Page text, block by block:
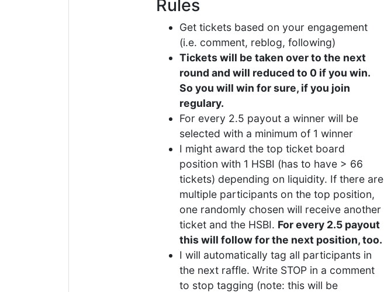
Rules
Get tickets based on your engagement
(i.e. comment, reblog, following)
Tickets will be taken over to the next
round and will reduced to 0 if you win.
So you will win for sure, if you join
regulary.
For every 2.5 payout a winner will be
selected with a minimum of 1 winner
I might award the top ticket board
position with 1 HSBI (has to have > 66
tickets) depending on liquidity. If there are
multiple participants on the top position,
one randomly chosen will receive another
ticket and the HSBI. For every 2.5 payout
this will follow for the next position, too.
I will automatically tag all participants in
the next raffle. Write STOP in a comment
to stop tagging (note: this will be